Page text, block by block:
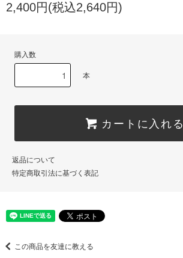
2,400円(税込2,640円)
購入数
本
カートに入れる
返品について
特定商取引法に基づく表記
この商品を友達に教える